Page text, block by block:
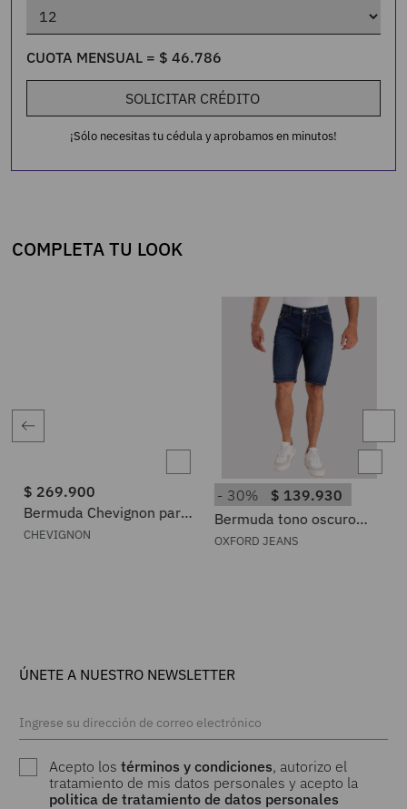
CUOTA MENSUAL = $ 46.786
SOLICITAR CRÉDITO
¡Sólo necesitas tu cédula y aprobamos en minutos!
COMPLETA TU LOOK
$ 269.900
Bermuda Chevignon para
Hombre 352H001
CHEVIGNON
30% $ 139.930
Bermuda tono oscuro
para hombre
OXFORD JEANS
ÚNETE A NUESTRO NEWSLETTER
Acepto lostérminos y condiciones, autorizo el
tratamiento de mis datos personales y acepto la
politica de tratamiento de datos personales